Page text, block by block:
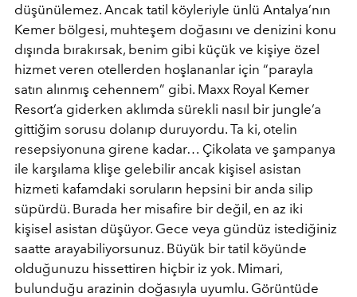
düşünülemez. Ancak tatil köyleriyle ünlü Antalya’nın
Kemer bölgesi, muhteşem doğasını ve denizini konu
dışında bırakırsak, benim gibi küçük ve kişiye özel
hizmet veren otellerden hoşlananlar için “parayla
satın alınmış cehennem” gibi. Maxx Royal Kemer
Resort’a giderken aklımda sürekli nasıl bir jungle’a
gittiğim sorusu dolanıp duruyordu. Ta ki, otelin
resepsiyonuna girene kadar… Çikolata ve şampanya
ile karşılama klişe gelebilir ancak kişisel asistan
hizmeti kafamdaki soruların hepsini bir anda silip
süpürdü. Burada her misafire bir değil, en az iki
kişisel asistan düşüyor. Gece veya gündüz istediğiniz
saatte arayabiliyorsunuz. Büyük bir tatil köyünde
olduğunuzu hissettiren hiçbir iz yok. Mimari,
bulunduğu arazinin doğasıyla uyumlu. Görüntüde